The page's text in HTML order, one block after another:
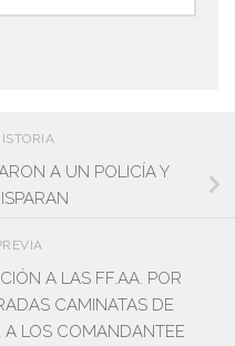
A UN POLICÍA Y
A LAS FF.AA. POR
CAMINATAS DE
A LOS COMANDANTEE